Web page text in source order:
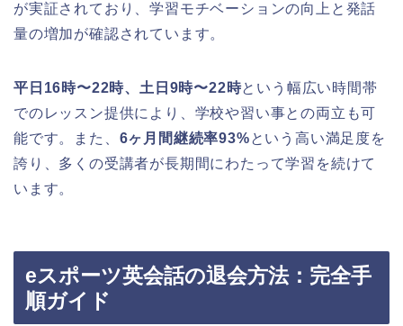
が実証されており、学習モチベーションの向上と発話
量の増加が確認されています。
平日16時〜22時、土日9時〜22時という幅広い時間帯
でのレッスン提供により、学校や習い事との両立も可
能です。また、 6ヶ月間継続率93%という高い満足度を
誇り、多くの受講者が長期間にわたって学習を続けて
います。
eスポーツ英会話の退会方法：完全手
順ガイド